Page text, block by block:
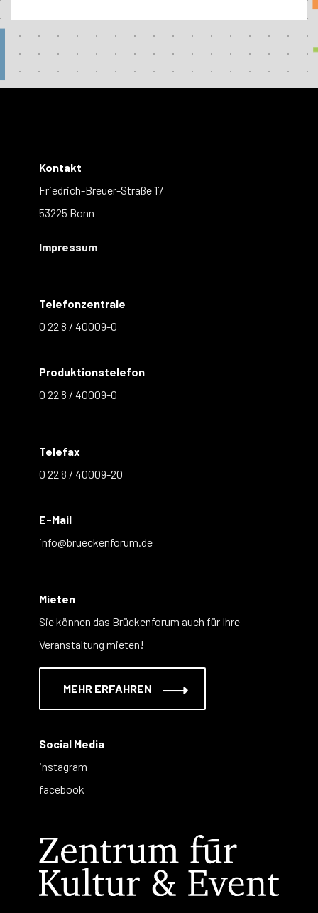
Kontakt
Friedrich-Breuer-Straße 17
53225 Bonn
Impressum
Telefonzentrale
0 22 8 / 40009-0
Produktionstelefon
0 22 8 / 40009-0
Telefax
0 22 8 / 40009-20
E-Mail
info@brueckenforum.de
Mieten
Sie können das Brückenforum auch für Ihre
Veranstaltung mieten!
MEHR ERFAHREN
Social Media
instagram
facebook